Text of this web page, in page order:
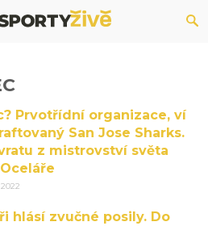
Prvotřídní organizace, ví
San Jose Sharks.
z mistrovství světa
hlásí zvučné posily. Do